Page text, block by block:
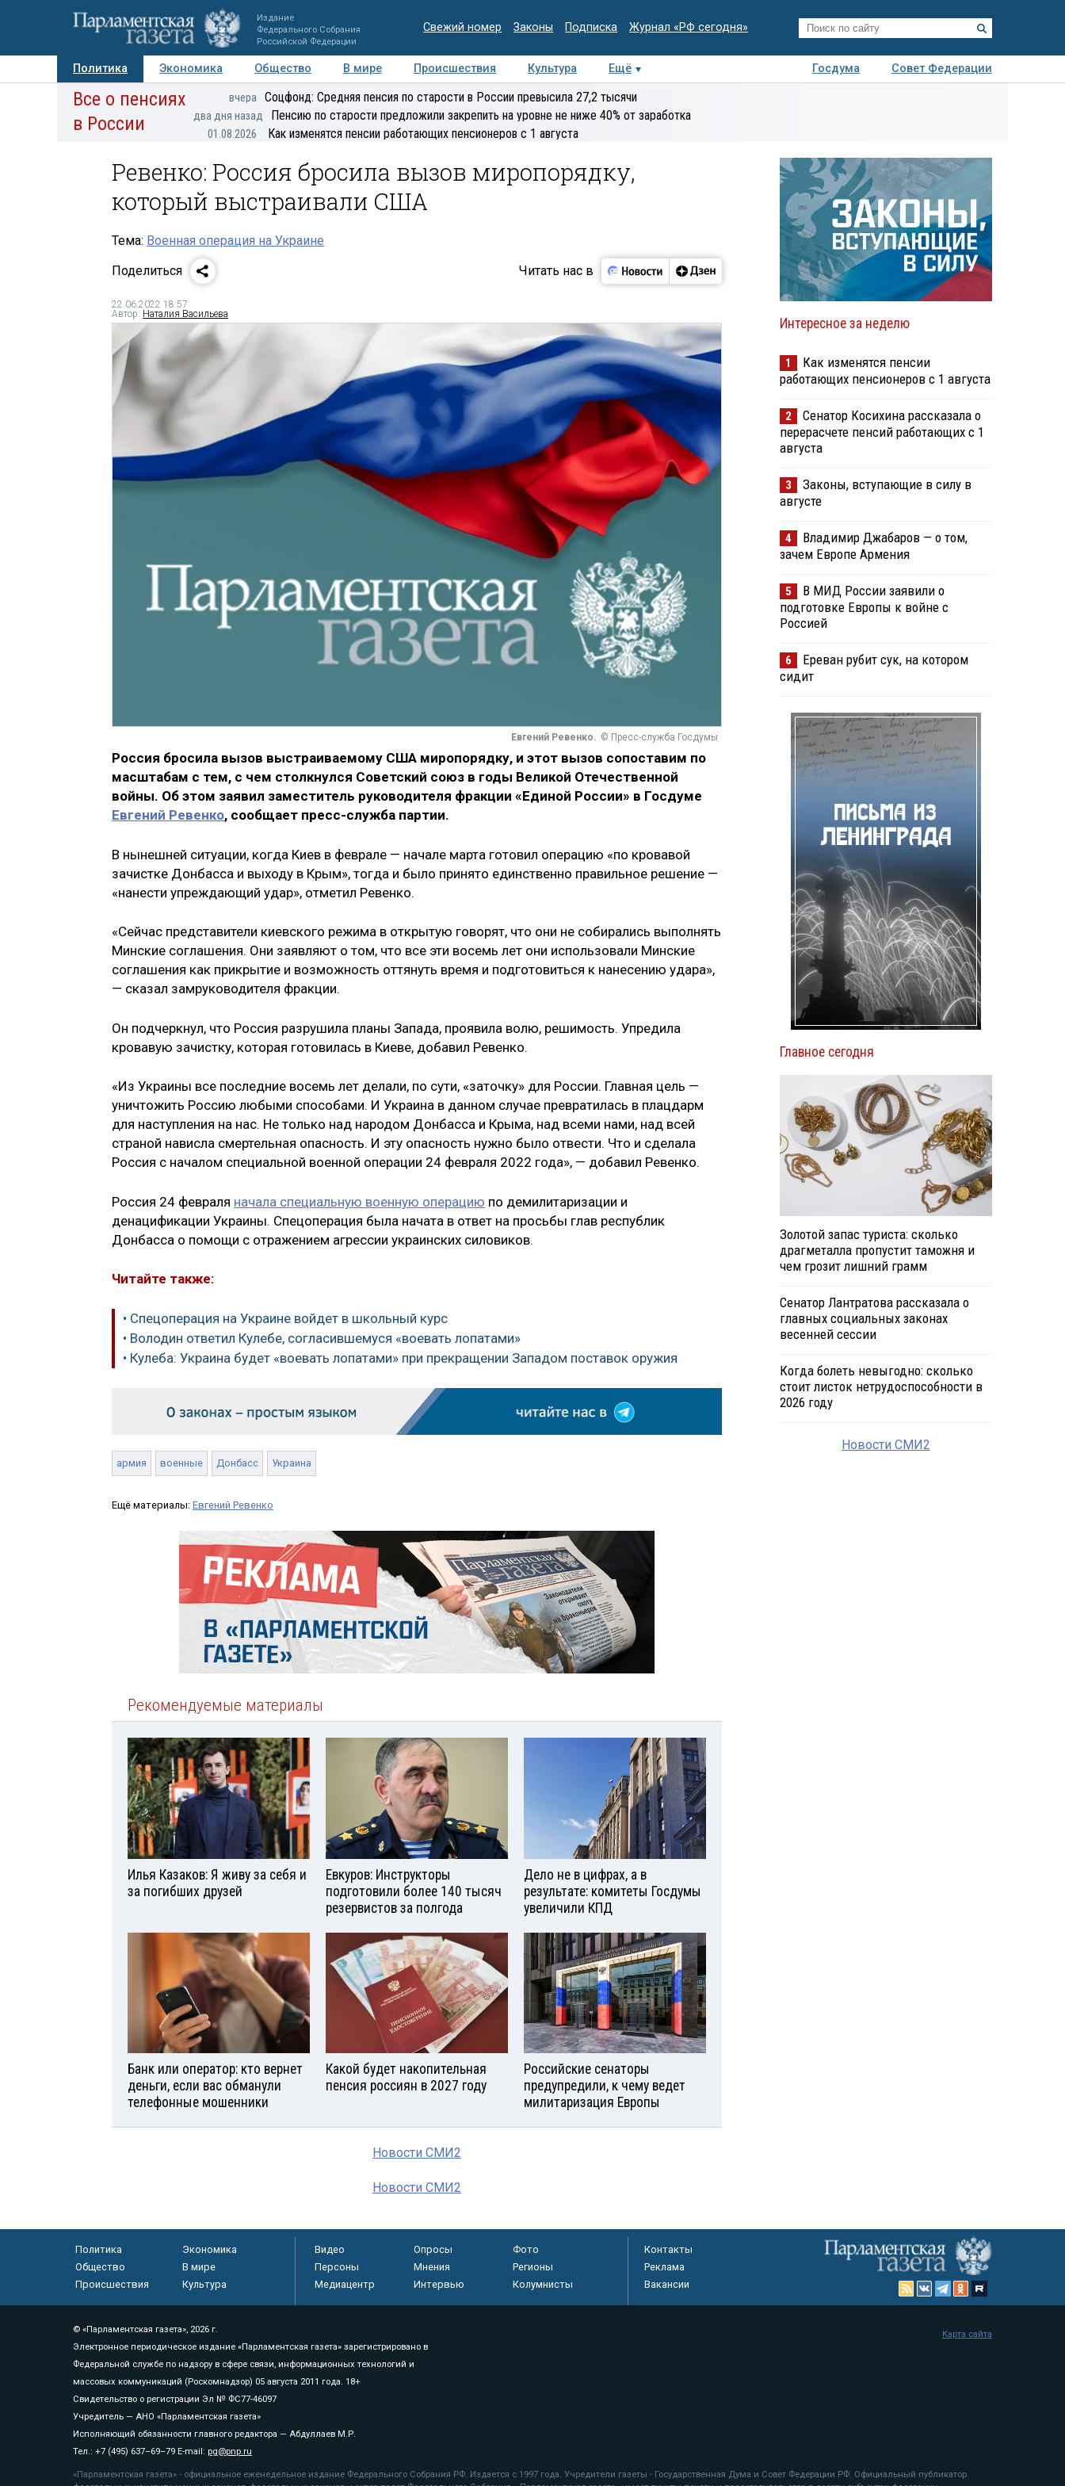
Издание
Федерального Собрания
Российской Федерации
Свежий номер Законы Подписка Журнал «РФ сегодня»
Политика Экономика Общество В мире Происшествия Культура Ещё Госдума
Совет Федерации
Авторы Персоны Мнения Регионы Медиацентр Интервью Колумнисты
экспертиза
Все о пенсиях
в России
вчера Соцфонд: Средняя пенсия по старости в России превысила 27,2 тысячи
два дня назад Пенсию по старости предложили закрепить на уровне не ниже 40% от заработка
01.08.2026 Как изменятся пенсии работающих пенсионеров с 1 августа
Ревенко: Россия бросила вызов миропорядку,
который выстраивали США
Тема: Военная операция на Украине
Поделиться
Читать нас в
22.06.2022 18:57
Автор: Наталия Васильева
Евгений Ревенко. © Пресс-служба Госдумы
Россия бросила вызов выстраиваемому США миропорядку, и этот вызов сопоставим по
масштабам с тем, с чем столкнулся Советский союз в годы Великой Отечественной
войны. Об этом заявил заместитель руководителя фракции «Единой России» в Госдуме
Евгений Ревенко, сообщает пресс-служба партии.
В нынешней ситуации, когда Киев в феврале — начале марта готовил операцию «по кровавой
зачистке Донбасса и выходу в Крым», тогда и было принято единственно правильное решение —
«нанести упреждающий удар», отметил Ревенко.
«Сейчас представители киевского режима в открытую говорят, что они не собирались выполнять
Минские соглашения. Они заявляют о том, что все эти восемь лет они использовали Минские
соглашения как прикрытие и возможность оттянуть время и подготовиться к нанесению удара»,
— сказал замруководителя фракции.
Он подчеркнул, что Россия разрушила планы Запада, проявила волю, решимость. Упредила
кровавую зачистку, которая готовилась в Киеве, добавил Ревенко.
«Из Украины все последние восемь лет делали, по сути, «заточку» для России. Главная цель —
уничтожить Россию любыми способами. И Украина в данном случае превратилась в плацдарм
для наступления на нас. Не только над народом Донбасса и Крыма, над всеми нами, над всей
страной нависла смертельная опасность. И эту опасность нужно было отвести. Что и сделала
Россия с началом специальной военной операции 24 февраля 2022 года», — добавил Ревенко.
Россия 24 февраля начала специальную военную операцию по демилитаризации и
денацификации Украины. Спецоперация была начата в ответ на просьбы глав республик
Донбасса о помощи с отражением агрессии украинских силовиков.
Читайте также:
• Спецоперация на Украине войдет в школьный курс
• Володин ответил Кулебе, согласившемуся «воевать лопатами»
• Кулеба: Украина будет «воевать лопатами» при прекращении Западом поставок оружия
армия военные Донбасс Украина
Ещё материалы: Евгений Ревенко
Рекомендуемые материалы
Илья Казаков: Я живу за себя и
за погибших друзей
Евкуров: Инструкторы
подготовили более 140 тысяч
резервистов за полгода
Дело не в цифрах, а в
результате: комитеты Госдумы
увеличили КПД
Банк или оператор: кто вернет
деньги, если вас обманули
телефонные мошенники
Какой будет накопительная
пенсия россиян в 2027 году
Российские сенаторы
предупредили, к чему ведет
милитаризация Европы
Новости СМИ2
Новости СМИ2
Интересное за неделю
1
Как изменятся пенсии
работающих пенсионеров с 1 августа
2
Сенатор Косихина рассказала о
перерасчете пенсий работающих с 1
августа
3
Законы, вступающие в силу в
августе
4
Владимир Джабаров — о том,
зачем Европе Армения
5
В МИД России заявили о
подготовке Европы к войне с
Россией
6
Ереван рубит сук, на котором
сидит
Главное сегодня
Золотой запас туриста: сколько
драгметалла пропустит таможня и
чем грозит лишний грамм
Сенатор Лантратова рассказала о
главных социальных законах
весенней сессии
Когда болеть невыгодно: сколько
стоит листок нетрудоспособности в
2026 году
Новости СМИ2
Политика
Экономика
Общество
В мире
Происшествия
Культура
Видео Опросы
Фото
Персоны
Мнения
Регионы
Медиацентр
Интервью Колумнисты
Контакты
Реклама
Вакансии
© «Парламентская газета», 2026 г.
Электронное периодическое издание «Парламентская газета» зарегистрировано в
Федеральной службе по надзору в сфере связи, информационных технологий и
массовых коммуникаций (Роскомнадзор) 05 августа 2011 года. 18+
Свидетельство о регистрации Эл № ФС77-46097
Учредитель — АНО «Парламентская газета»
Исполняющий обязанности главного редактора — Абдуллаев М.Р.
Тел.: +7 (495) 637–69–79 E-mail: pg@pnp.ru
«Парламентская газета» - официальное еженедельное издание Федерального Собрания РФ. Издается с 1997 года. Учредители газеты - Государственная Дума и Совет Федерации РФ. Официальный публикатор
Карта сайта